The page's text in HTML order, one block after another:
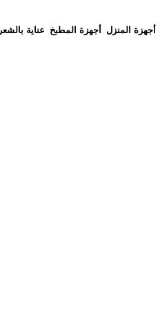
أجهزة المنزل أجهزة المطبخ عناية بالشعر